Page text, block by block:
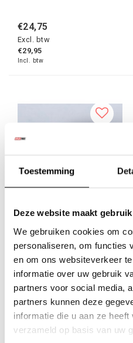
Toestemming
Deze website maakt
We gebruiken cookies om
personaliseren, om functies
en om ons websiteverkeer
informatie over uw gebruik
partners voor social media,
partners kunnen deze
informatie die u aan ze
verzameld op basis van uw
€24,75
Excl. btw
€29,95
Incl. btw
Mudtec D-sluiting /
Shackle 4.75T
€10,33
Excl. btw
€12,50